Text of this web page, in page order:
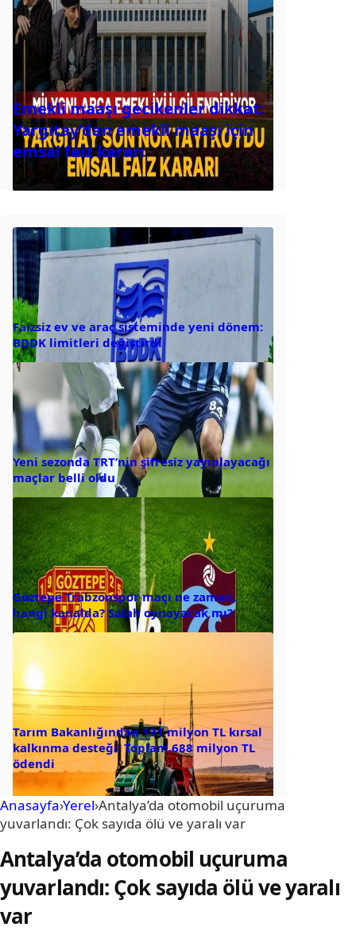
Emekli maaşı gecikenler dikkat:
Yargıtay’dan emekli maaşı için
emsal faiz kararı
Faizsiz ev ve araç sisteminde yeni dönem:
BDDK limitleri değiştirdi
Yeni sezonda TRT’nin şifresiz yayınlayacağı
maçlar belli oldu
Göztepe Trabzonspor maçı ne zaman,
hangi kanalda? Salah oynayacak mı?
Tarım Bakanlığından 131 milyon TL kırsal
kalkınma desteği: Toplam 688 milyon TL
ödendi
Anasayfa›Yerel›Antalya’da otomobil uçuruma
yuvarlandı: Çok sayıda ölü ve yaralı var
Antalya’da otomobil uçuruma
yuvarlandı: Çok sayıda ölü ve yaralı
var